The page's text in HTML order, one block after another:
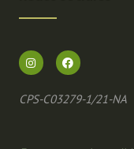
CPS-C03279-1/21-NA